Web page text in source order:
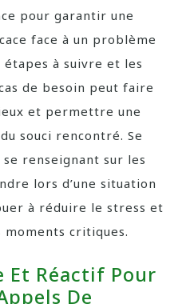
pour garantir une
face à un problème
à suivre et les
de besoin peut faire
et permettre une
souci rencontré. Se
renseignant sur les
lors d’une situation
à réduire le stress et
moments critiques.
Et Réactif Pour
De